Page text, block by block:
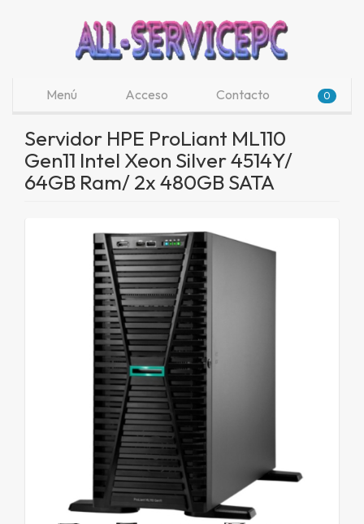
Menú Acceso Contacto 0
Servidor HPE ProLiant ML110
Gen11 Intel Xeon Silver 4514Y/
64GB Ram/ 2x 480GB SATA